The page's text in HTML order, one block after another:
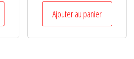
Ajouter au panier